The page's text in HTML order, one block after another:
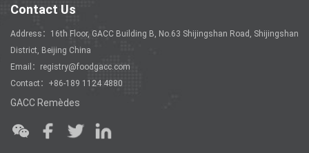
Contact Us
Address：16th Floor, GACC Building B, No.63 Shijingshan Road, Shijingshan
District, Beijing China
Email：registry@foodgacc.com
Contact：+86-189 1124 4880
GACC Remèdes